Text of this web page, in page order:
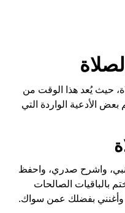
حيث يُعد هذا الوقت من
بعض الأدعية الواردة التي
واشرح صدري، واحفظ
بالباقيات الصالحات
وأغنني بفضلك عمن سواك.